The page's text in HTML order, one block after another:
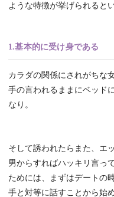
ような特徴が挙げられると
1.基本的に受け身である
カラダの関係にされがちな
手の言われるままにベッド
なり。
そして誘われたらまた、エ
男からすればハッキリ言っ
ためには、まずはデートの
手と対等に話すことから始